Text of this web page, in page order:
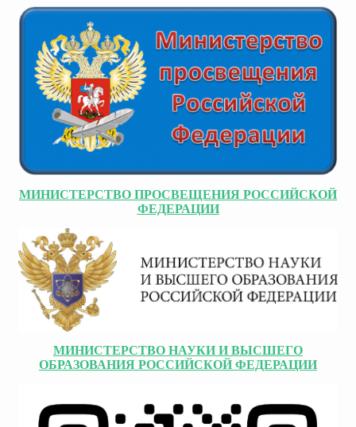
МИНИСТЕРСТВО ПРОСВЕЩЕНИЯ РОССИЙСКОЙ
ФЕДЕРАЦИИ
МИНИСТЕРСТВО НАУКИ И ВЫСШЕГО
ОБРАЗОВАНИЯ РОССИЙСКОЙ ФЕДЕРАЦИИ